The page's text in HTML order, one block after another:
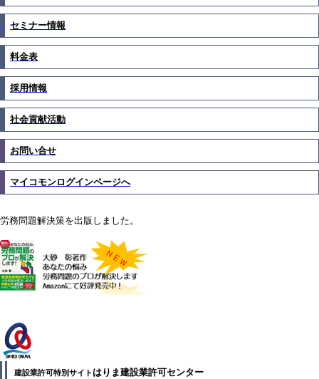
セミナー情報
料金表
採用情報
社会貢献活動
お問い合せ
マイコモンログインページへ
労務問題解決策を出版しました。
建設業許可特別サイト はりま建設業許可センター